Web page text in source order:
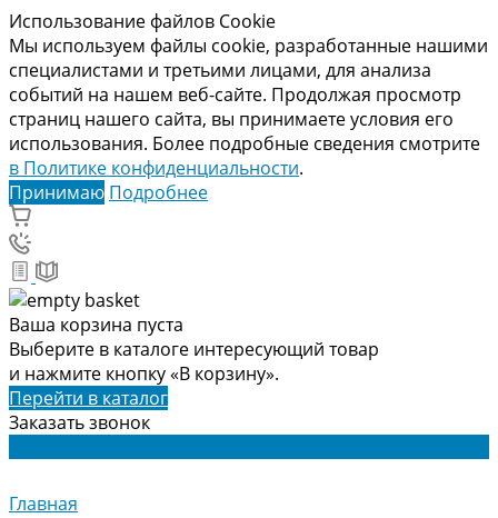
Использование файлов Cookie
Мы используем файлы cookie, разработанные нашими
специалистами и третьими лицами, для анализа
событий на нашем веб-сайте. Продолжая просмотр
страниц нашего сайта, вы принимаете условия его
использования. Более подробные сведения смотрите
в Политике конфиденциальности.
Принимаю Подробнее
Ваша корзина пуста
Выберите в каталоге интересующий товар
и нажмите кнопку «В корзину».
Перейти в каталог
Заказать звонок
Главная